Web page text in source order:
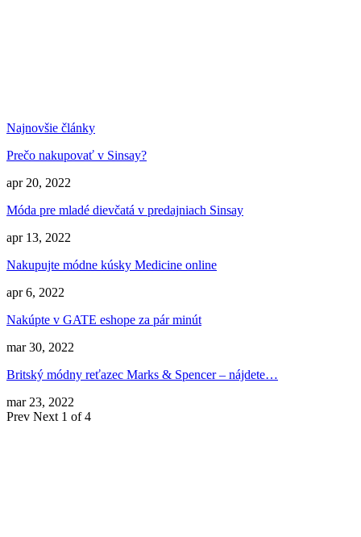
Najnovšie články
Prečo nakupovať v Sinsay?
apr 20, 2022
Móda pre mladé dievčatá v predajniach Sinsay
apr 13, 2022
Nakupujte módne kúsky Medicine online
apr 6, 2022
Nakúpte v GATE eshope za pár minút
mar 30, 2022
Britský módny reťazec Marks & Spencer – nájdete…
mar 23, 2022
Prev Next 1 of 4